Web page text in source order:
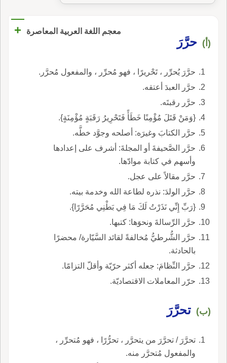
معجم اللغة العربية المعاصرة +
(أ) حرَّرَ
حرَّرَ يُحرِّر ، تَحْريرًا ، فهو مُحرِّر ، والمفعول مُحرَّر.
حرَّر العبدَ أعتقه.
حرَّر رقبتَه.
{وَمَنْ قَتَلَ مُؤْمِنًا خَطَأً فَتَحْرِيرُ رَقَبَةٍ مُؤْمِنَةٍ}.
حرَّر الكتابَ وغيرَه: أصلحه وجوَّد خطَّه.
حرَّر الصَّحيفةَ أو المجلةَ: أشرف على إعدادها
وأسهم في كتابة موادّها.
حرَّر مقالاً على عجل.
حرَّر الولدَ: نذره لطاعة الله وخدمة بيته.
{رَبِّ إِنِّي نَذَرْتُ لَكَ مَا فِي بَطْنِي مُحَرَّرًا}.
حرَّر الرِّسالةَ ونحوَها: كتبها.
حرَّر الشُّرطيُّ مُخالفةً لقائد السَّيّارة/ محضرًا
بالحادثة.
حرَّر النِّظامَ: جعله أكثر حرّيّة وأقلّ التزامًا.
حرّر المعاملات الاقتصاديّة.
(ب) تحرَّرَ
تحرَّرَ / تحرَّرَ من يتحرَّر ، تحرُّرًا ، فهو مُتحرِّر ،
والمفعول مُتحرَّر منه.